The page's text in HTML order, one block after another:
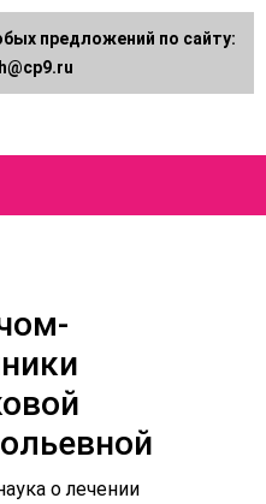
Lingwish.ru
Онлайн журнал
о лечении
предложений по сайту: